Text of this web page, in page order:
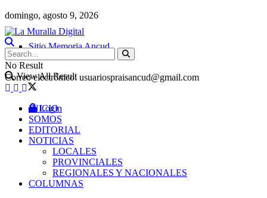
domingo, agosto 9, 2026
Sitio Memoria Ancud
Correo electrónico: usuariospraisancud@gmail.com
Login
No Result
View All Result
INICIO
SOMOS
EDITORIAL
NOTICIAS
LOCALES
PROVINCIALES
REGIONALES Y NACIONALES
COLUMNAS